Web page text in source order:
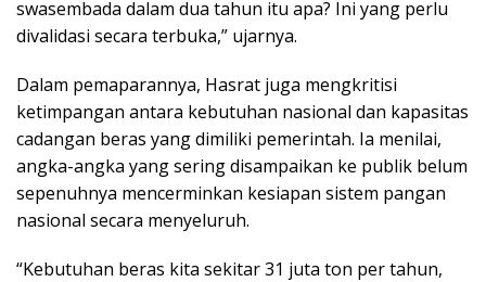
swasembada dalam dua tahun itu apa? Ini yang perlu
divalidasi secara terbuka,” ujarnya.
Dalam pemaparannya, Hasrat juga mengkritisi
ketimpangan antara kebutuhan nasional dan kapasitas
cadangan beras yang dimiliki pemerintah. Ia menilai,
angka-angka yang sering disampaikan ke publik belum
sepenuhnya mencerminkan kesiapan sistem pangan
nasional secara menyeluruh.
“Kebutuhan beras kita sekitar 31 juta ton per tahun,